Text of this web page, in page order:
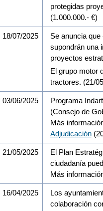
protegidas
(1.000.000.- €)
18/07/2025 Se anuncia que
supondrán una
proyectos
El grupo motor
tractores. (21/
03/06/2025
Programa
(Consejo de
Más
Adjudicación
21/05/2025
El Plan
ciudadanía
Más
16/04/2025
Los
colaboración